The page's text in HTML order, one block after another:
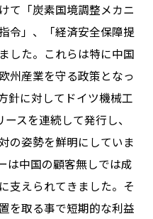
て「炭素国境調整メカニ
令」、「経済安全保障提
した。これらは特に中国
州産業を守る政策となっ
針に対してドイツ機械工
スを連続して発行し、
の姿勢を鮮明にしていま
は中国の顧客無しでは成
支えられてきました。そ
を取る事で短期的な利益